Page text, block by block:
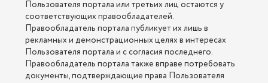
Пользователя портала или третьих лиц остаются у
соответствующих правообладателей.
Правообладатель портала публикует их лишь в
рекламных и демонстрационных целях в интересах
Пользователя портала и с согласия последнего.
Правообладатель портала также вправе потребовать
документы, подтверждающие права Пользователя